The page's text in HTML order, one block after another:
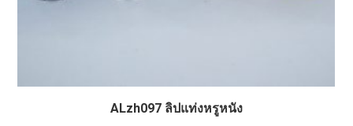
ALzh097 ลิปแท่งหรูหนัง